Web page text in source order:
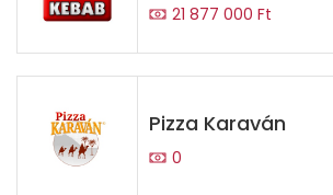
21 877 000 Ft
Pizza Karaván
0